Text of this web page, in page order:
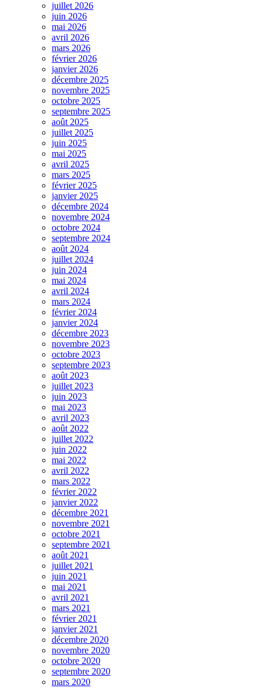
juillet 2026
juin 2026
mai 2026
avril 2026
mars 2026
février 2026
janvier 2026
décembre 2025
novembre 2025
octobre 2025
septembre 2025
août 2025
juillet 2025
juin 2025
mai 2025
avril 2025
mars 2025
février 2025
janvier 2025
décembre 2024
novembre 2024
octobre 2024
septembre 2024
août 2024
juillet 2024
juin 2024
mai 2024
avril 2024
mars 2024
février 2024
janvier 2024
décembre 2023
novembre 2023
octobre 2023
septembre 2023
août 2023
juillet 2023
juin 2023
mai 2023
avril 2023
août 2022
juillet 2022
juin 2022
mai 2022
avril 2022
mars 2022
février 2022
janvier 2022
décembre 2021
novembre 2021
octobre 2021
septembre 2021
août 2021
juillet 2021
juin 2021
mai 2021
avril 2021
mars 2021
février 2021
janvier 2021
décembre 2020
novembre 2020
octobre 2020
septembre 2020
mars 2020